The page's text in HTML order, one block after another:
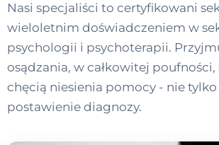
Nasi specjaliści to certyfikowani
wieloletnim doświadczeniem w
psychologii i psychoterapii.
osądzania, w całkowitej
chęcią niesienia pomocy - nie tylko
postawienie diagnozy.